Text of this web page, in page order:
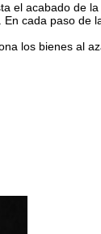
el acabado de la
cada paso de
los bienes al